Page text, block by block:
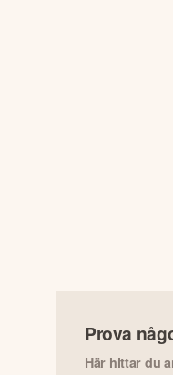
Prova
Här hittar du